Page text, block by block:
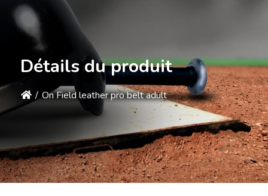
Détails du produit
/ On Field leather pro belt adult